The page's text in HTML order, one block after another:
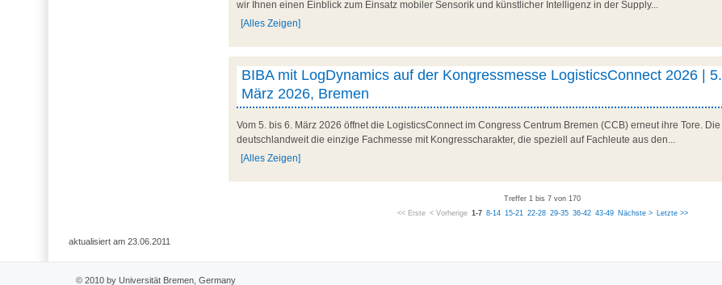
wir Ihnen einen Einblick zum Einsatz mobiler Sensorik und künstlicher Intelligenz in der Supply...
[Alles Zeigen]
BIBA mit LogDynamics auf der Kongressmesse LogisticsConnect 2026 |
März 2026, Bremen
Vom 5. bis 6. März 2026 öffnet die LogisticsConnect im Congress Centrum Bremen (CCB) erneut ihre Tore.
deutschlandweit die einzige Fachmesse mit Kongresscharakter, die speziell auf Fachleute aus den...
[Alles Zeigen]
Treffer 1 bis 7 von 170
<< Erste < Vorherige 1-7 8-14 15-21 22-28 29-35 36-42 43-49 Nächste > Letzte >>
aktualisiert am 23.06.2011
© 2010 by Universität Bremen, Germany